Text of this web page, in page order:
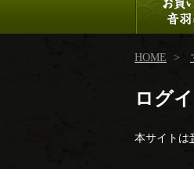
HOME
ログ
本サイトは